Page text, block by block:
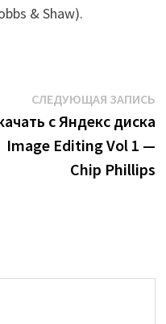
& Shaw).
СЛЕДУЮЩАЯ ЗАПИСЬ
с Яндекс диска
Image Editing Vol 1 —
Chip Phillips